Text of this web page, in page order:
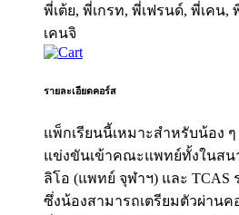
พี่เต้ย, พี่เกรท, พี่เฟรนด์, พี่เคน,
เคนจิ
รายละเอียดคอร์ส
แพ็กเรียนนี้เหมาะสำหรับน้อง
แข่งขันเข้าคณะแพทย์ทั้งในสน
ลิโอ (แพทย์ จุฬาฯ) และ
ซึ่งน้องสามารถเตรียมตัวผ่าน